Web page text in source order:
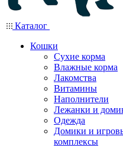
Каталог
Кошки
Сухие корма
Влажные корма
Лакомства
Витамины
Наполнители
Лежанки и
Одежда
Домики и
комплексы